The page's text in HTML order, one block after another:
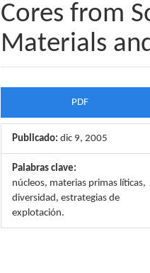
Cores from
Materials
Barra
lateral
del
artículo
PDF
Publicado: dic 9, 2005
Palabras clave:
núcleos, materias primas líticas,
diversidad, estrategias de
explotación.